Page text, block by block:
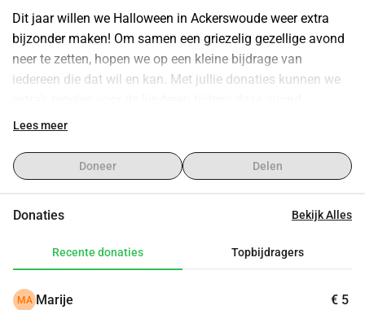
Dit jaar willen we Halloween in Ackerswoude weer extra
bijzonder maken! Om samen een griezelig gezellige avond
neer te zetten, hopen we op een kleine bijdrage van
iedereen die dat wil en kan. Met jullie donaties kunnen we
Misschien een leuke extra activiteit toevoegen, zoals een
sfeervoller aankleden 🎉 Elke bijdrage, groot of klein, helpt
om er samen een onvergetelijk Halloween van te maken
ons wijkfeest!
maken we er een spookachtig mooi feest van!
Lees meer
Doneer Delen
Donaties Bekijk Alles
Recente donaties Topbijdragers
MA Marije € 5